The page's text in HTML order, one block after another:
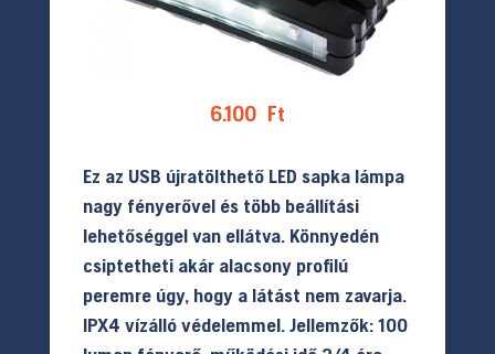
6.100 Ft
Ez az USB újratölthető LED sapka lámpa
nagy fényerővel és több beállítási
lehetőséggel van ellátva. Könnyedén
csiptetheti akár alacsony profilú
peremre úgy, hogy a látást nem zavarja.
IPX4 vízálló védelemmel. Jellemzők: 100